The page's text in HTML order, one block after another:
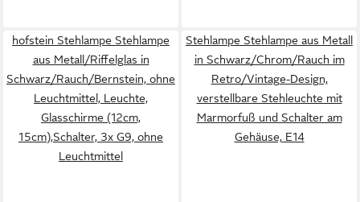
hofstein Stehlampe Stehlampe
aus Metall/Riffelglas in
Schwarz/Rauch/Bernstein, ohne
Leuchtmittel, Leuchte,
Glasschirme (12cm,
15cm),Schalter, 3x G9, ohne
Leuchtmittel
Stehlampe Stehlampe aus Metall
in Schwarz/Chrom/Rauch im
Retro/Vintage-Design,
verstellbare Stehleuchte mit
Marmorfuß und Schalter am
Gehäuse, E14